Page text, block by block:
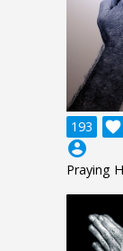
193 
account_circle
Praying